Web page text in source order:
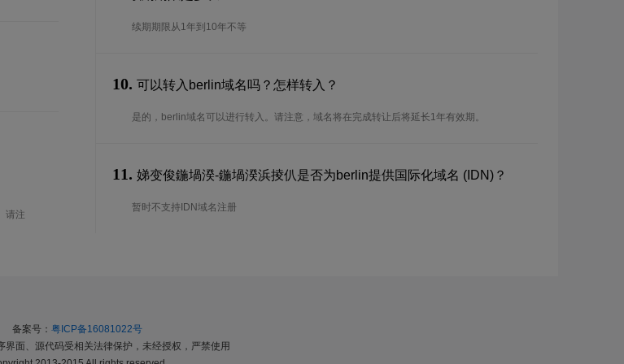
请注
续期期限从1年到10年不等
10. 可以转入berlin域名吗？怎样转入？
是的，berlin域名可以进行转入。请注意，域名将在完成转让后将延长1年有效期。
11. 娣变俊鍦堝湀-鍦堝湀浜掕仈是否为berlin提供国际化域名 (IDN)？
暂时不支持IDN域名注册
备案号： 粤ICP备16081022号
界面、源代码受相关法律保护，未经授权，严禁使用